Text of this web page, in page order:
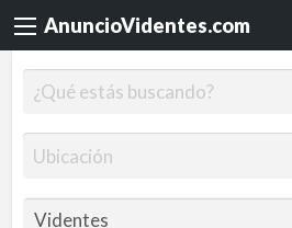
AnuncioVidentes.com